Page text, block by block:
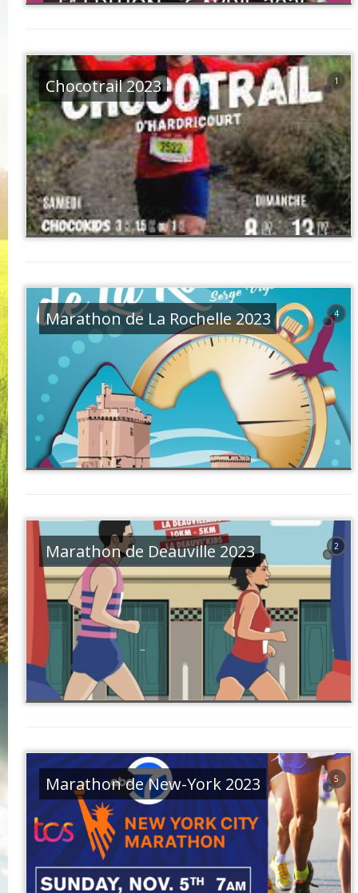
1
Chocotrail 2023
4
Marathon de La Rochelle 2023
2
Marathon de Deauville 2023
5
Marathon de New-York 2023